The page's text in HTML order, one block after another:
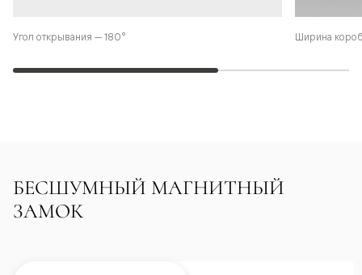
Угол открывания — 180° Ширина
БЕСШУМНЫЙ МАГНИТНЫЙ
ЗАМОК